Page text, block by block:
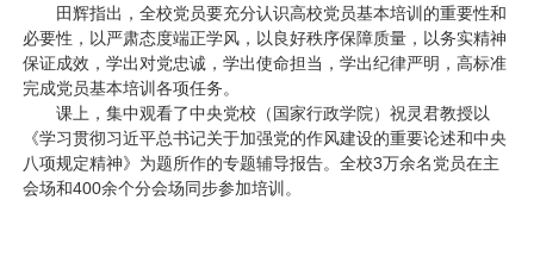
田辉指出，全校党员要充分认识高校党员基本培训的重要性和
必要性，以严肃态度端正学风，以良好秩序保障质量，以务实精神
保证成效，学出对党忠诚，学出使命担当，学出纪律严明，高标准
完成党员基本培训各项任务。
课上，集中观看了中央党校（国家行政学院）祝灵君教授以
《学习贯彻习近平总书记关于加强党的作风建设的重要论述和中央
八项规定精神》为题所作的专题辅导报告。全校3万余名党员在主
会场和400余个分会场同步参加培训。